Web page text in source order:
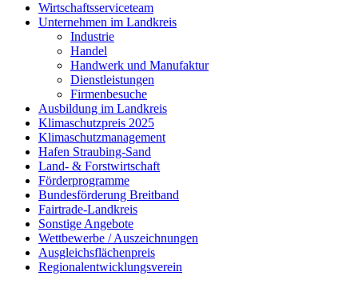
Wirtschaftsserviceteam
Unternehmen im Landkreis
Industrie
Handel
Handwerk und Manufaktur
Dienstleistungen
Firmenbesuche
Ausbildung im Landkreis
Klimaschutzpreis 2025
Klimaschutzmanagement
Hafen Straubing-Sand
Land- & Forstwirtschaft
Förderprogramme
Bundesförderung Breitband
Fairtrade-Landkreis
Sonstige Angebote
Wettbewerbe / Auszeichnungen
Ausgleichsflächenpreis
Regionalentwicklungsverein